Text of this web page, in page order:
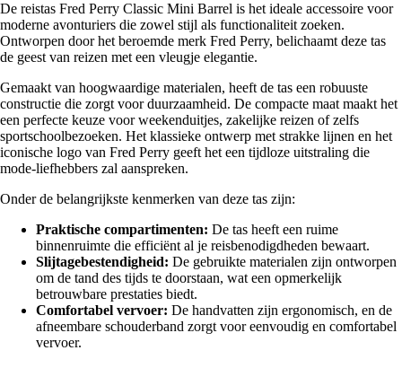
De reistas Fred Perry Classic Mini Barrel is het ideale accessoire voor
moderne avonturiers die zowel stijl als functionaliteit zoeken.
Ontworpen door het beroemde merk Fred Perry, belichaamt deze tas
de geest van reizen met een vleugje elegantie.
Gemaakt van hoogwaardige materialen, heeft de tas een robuuste
constructie die zorgt voor duurzaamheid. De compacte maat maakt het
een perfecte keuze voor weekenduitjes, zakelijke reizen of zelfs
sportschoolbezoeken. Het klassieke ontwerp met strakke lijnen en het
iconische logo van Fred Perry geeft het een tijdloze uitstraling die
mode-liefhebbers zal aanspreken.
Onder de belangrijkste kenmerken van deze tas zijn:
Praktische compartimenten: De tas heeft een ruime
binnenruimte die efficiënt al je reisbenodigdheden bewaart.
Slijtagebestendigheid: De gebruikte materialen zijn ontworpen
om de tand des tijds te doorstaan, wat een opmerkelijk
betrouwbare prestaties biedt.
Comfortabel vervoer: De handvatten zijn ergonomisch, en de
afneembare schouderband zorgt voor eenvoudig en comfortabel
vervoer.